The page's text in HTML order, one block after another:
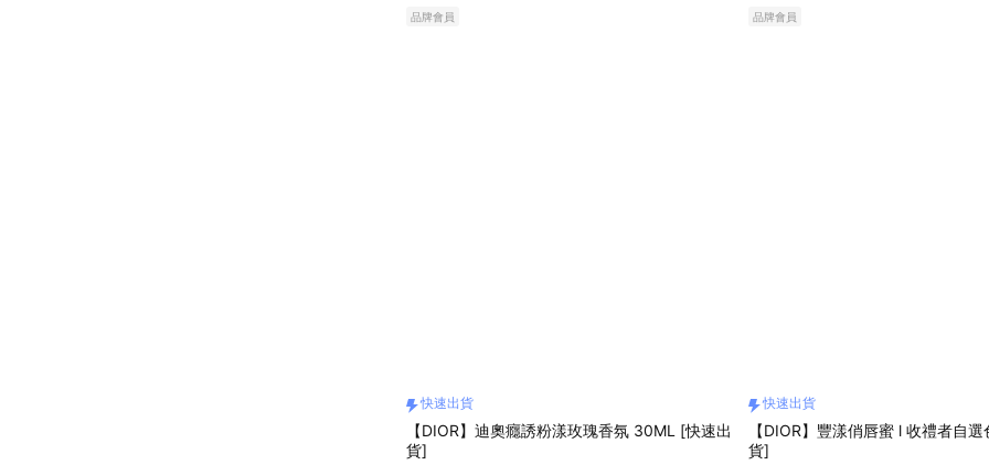
品牌會員 品牌會員
快速出貨
【DIOR】迪奧癮誘粉漾玫瑰香氛 30ML [快速出
貨]
快速出貨
【DIOR】豐漾俏唇蜜 l 收禮者自
貨]